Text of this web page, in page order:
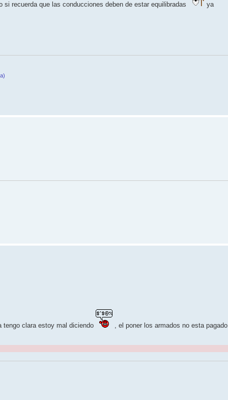
si recuerda que las conducciones deben de estar equilibradas
ya
tengo clara estoy mal diciendo
, el poner los armados no esta pagado